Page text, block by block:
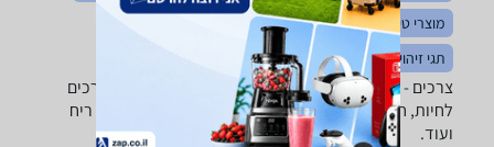
מוצרי טיפוח לחיות
מזון כלבים וחתולים
תגי זיהוי לחיות מחמד
צרכים - ‏Ever Clean ‏PetPlanet מבחר גדול של ארגזי צרכים
לחיות, חול מתגבש, קריסטלים, כפות ניקוי, מוצרי נטרול ריח
ועוד.